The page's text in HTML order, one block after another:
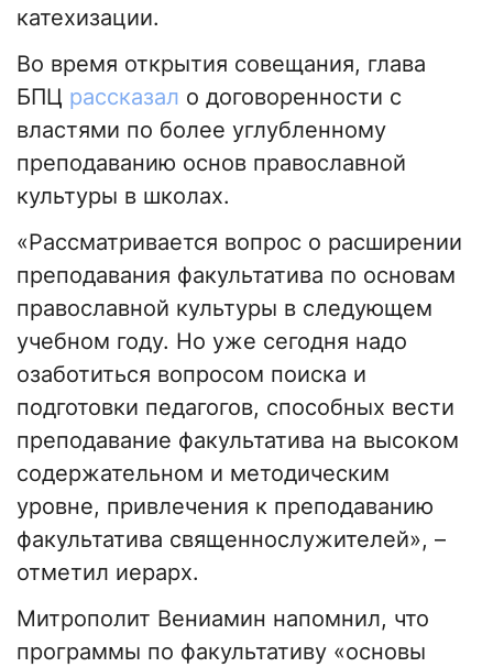
катехизации.
Во время открытия совещания, глава
БПЦ рассказал о договоренности с
властями по более углубленному
преподаванию основ православной
культуры в школах.
«Рассматривается вопрос о расширении
преподавания факультатива по основам
православной культуры в следующем
учебном году. Но уже сегодня надо
озаботиться вопросом поиска и
подготовки педагогов, способных вести
преподавание факультатива на высоком
содержательном и методическим
уровне, привлечения к преподаванию
факультатива священнослужителей», –
отметил иерарх.
Митрополит Вениамин напомнил, что
программы по факультативу «основы